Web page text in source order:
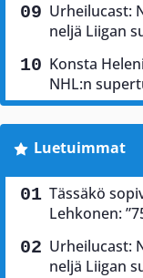
Urheilucast:
neljä Liigan
Konsta
NHL:n
Luetuimmat
Tässäkö
Lehkonen:
Urheilucast:
neljä Liigan